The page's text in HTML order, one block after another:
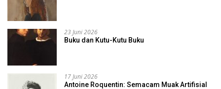
23 Juni 2026
Buku dan Kutu-Kutu Buku
17 Juni 2026
Antoine Roquentin: Semacam Muak Artifisial